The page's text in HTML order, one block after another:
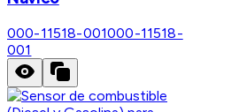
000-11518-001000-11518-
001